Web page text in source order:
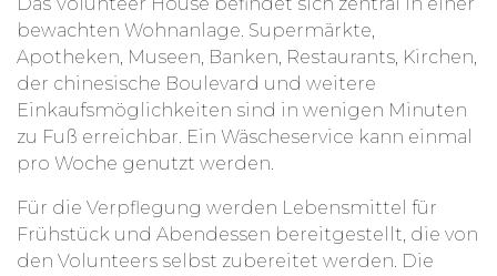
Das Volunteer House befindet sich zentral in einer
bewachten Wohnanlage. Supermärkte,
Apotheken, Museen, Banken, Restaurants, Kirchen,
der chinesische Boulevard und weitere
Einkaufsmöglichkeiten sind in wenigen Minuten
zu Fuß erreichbar. Ein Wäscheservice kann einmal
pro Woche genutzt werden.
Für die Verpflegung werden Lebensmittel für
Frühstück und Abendessen bereitgestellt, die von
den Volunteers selbst zubereitet werden. Die